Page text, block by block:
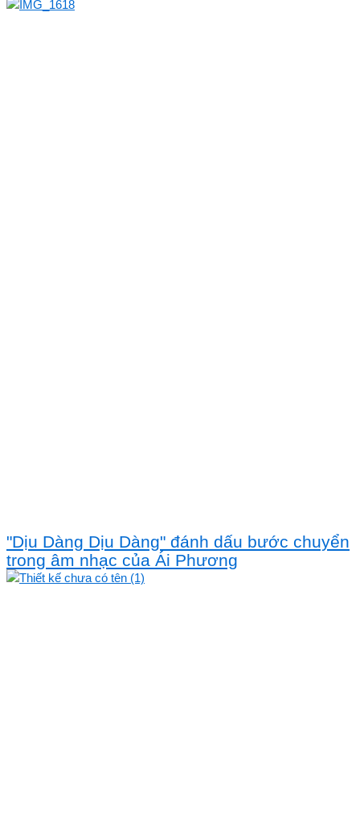
"Dịu Dàng Dịu Dàng" đánh dấu bước chuyển
trong âm nhạc của Ái Phương